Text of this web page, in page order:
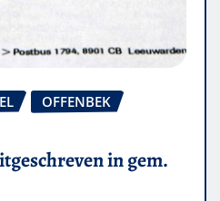
OFFENBEK
in gem.